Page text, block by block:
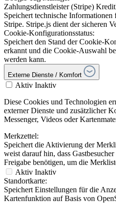
Zahlungsdienstleister (Stripe)
Speichert technische
Stripe. Stripe.js dient der sicheren
Cookie-Konfigurationsstatus:
Speichert den Stand der Cookie-
erkannt und die Cookie-Auswahl
werden kann.
Externe Dienste / Komfort
Aktiv Inaktiv
Diese Cookies und Technologien
externer Dienste und zusätzlicher
Messenger, Videos oder
Merkzettel:
Speichert die Aktivierung der
weist darauf hin, dass
Freigabe benötigen, um die
Aktiv Inaktiv
Standortkarte:
Speichert Einstellungen für die
Kartenfunktion auf Basis von